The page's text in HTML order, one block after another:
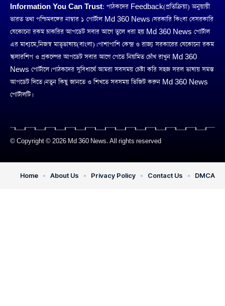
Information You Can Trust: পাঠকদের Feedback(প্রতিক্রিয়া) অনুয়ায়ী
ভারত তথা পশ্চিমবঙ্গের নাম্বার ১ পোর্টাল Md 360 News। সরকারি কিংবা বেসরকারি
যেকোনো রকম চাকরির আপডেট সবার আগে তুলে ধরা হয় Md 360 News পোর্টাল
এর মাধ্যমে,নিজস্ব মাতৃভাষায়(বাংলা)। পাশাপাশি কেন্দ্র ও রাজ্য সরকারের যেকোনো রকম
স্কলারশিপ ও প্রকল্পের আপডেট সবার আগে পেতে নিয়মিত চোঁখ রাখুন Md 360
News পোর্টালে। পাঠকদের সুবিধার্থে আমরা সবসময় চেষ্টা করি সহজ সরল ভাষায় সমস্ত
আপডেট দিতে। নতুন কিছু জানতে ও শিখতে সবসময় ভিজিট করুন Md 360 News
পোর্টালটি।
© Copyright © 2026 Md 360 News. All rights reserved
Home About Us Privacy Policy Contact Us DMCA